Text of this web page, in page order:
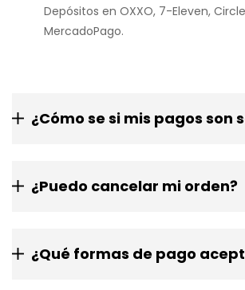
Depósitos en OXXO, 7-Eleven,
MercadoPago.
¿Cómo se si mis pagos son
¿Puedo cancelar mi orden?
¿Qué formas de pago